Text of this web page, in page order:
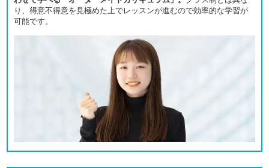
り、得意不得意を見極めた上でレッスンが進むので効率的な学習が
可能です。